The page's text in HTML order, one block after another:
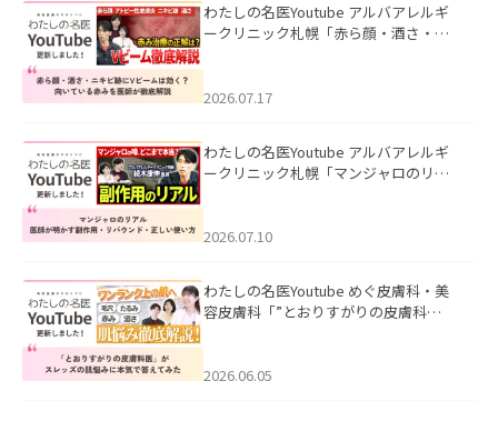
わたしの名医Youtube アルバアレルギ
ークリニック札幌「赤ら顔・酒さ・ニ
した。
2026.07.17
わたしの名医Youtube アルバアレルギ
ークリニック札幌「マンジャロのリア
た。
2026.07.10
わたしの名医Youtube めぐ皮膚科・美
容皮膚科「”とおりすがりの皮膚科
2026.06.05